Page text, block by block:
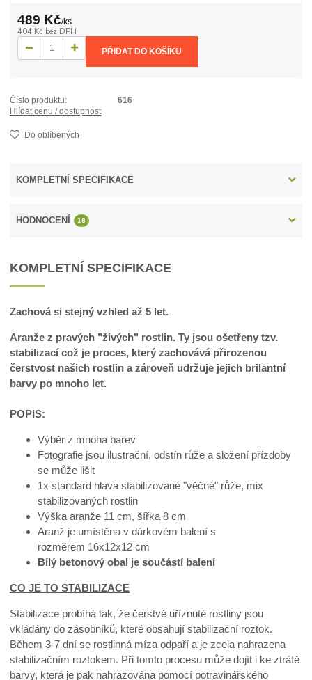
489 Kč/ks
404 Kč bez DPH
PŘIDAT DO KOŠÍKU
Číslo produktu:
616
Hlídat cenu / dostupnost
Do oblíbených
KOMPLETNÍ SPECIFIKACE
HODNOCENÍ 18
KOMPLETNÍ SPECIFIKACE
Zachová si stejný vzhled až 5 let.
Aranže z pravých "živých" rostlin. Ty jsou ošetřeny tzv.
stabilizací což je proces, který zachovává přirozenou
čerstvost našich rostlin a zároveň udržuje jejich brilantní
barvy po mnoho let.
POPIS:
Výběr z mnoha barev
Fotografie jsou ilustrační, odstín růže a složení přízdoby
se může lišit
1x standard hlava stabilizované "věčné" růže, mix
stabilizovaných rostlin
Výška aranže 11 cm, šířka 8 cm
Aranž je umístěna v dárkovém balení s
rozměrem 16x12x12 cm
Bílý betonový obal je součástí balení
CO JE TO STABILIZACE
Stabilizace probíhá tak, že čerstvě uříznuté rostliny jsou
vkládány do zásobníků, které obsahují stabilizační roztok.
Během 3-7 dní se rostlinná míza odpaří a je zcela nahrazena
stabilizačním roztokem. Při tomto procesu může dojít i ke ztrátě
barvy, která je pak nahrazována pomocí potravinářského